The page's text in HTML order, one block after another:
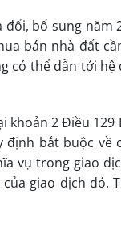
bổ sung năm
bán nhà đất
có thể dẫn tới
khoản 2 Điều
bắt buộc
vụ trong giao
giao dịch đó.